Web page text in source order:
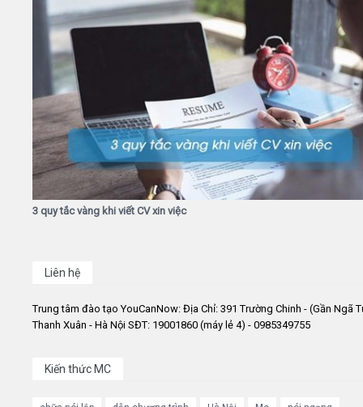
3 quy tắc vàng khi viết CV xin việc
Liên hệ
Trung tâm đào tạo YouCanNow: Địa Chỉ: 391 Trường Chinh - (Gần Ngã
Thanh Xuân - Hà Nội SĐT: 19001860 (máy lẻ 4) - 0985349755
Kiến thức MC